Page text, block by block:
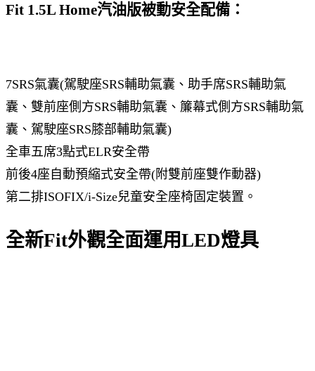
Fit 1.5L Home汽油版被動安全配備：
7SRS氣囊(駕駛座SRS輔助氣囊、助手席SRS輔助氣
囊、雙前座側方SRS輔助氣囊、簾幕式側方SRS輔助氣
囊、駕駛座SRS膝部輔助氣囊)
全車五席3點式ELR安全帶
前後4座自動預縮式安全帶(附雙前座雙作動器)
第二排ISOFIX/i-Size兒童安全座椅固定裝置。
全新Fit外觀全面運用LED燈具